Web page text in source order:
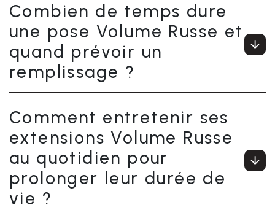
Combien de temps dure
une pose Volume Russe et
quand prévoir un
remplissage ?
Comment entretenir ses
extensions Volume Russe
au quotidien pour
prolonger leur durée de
vie ?